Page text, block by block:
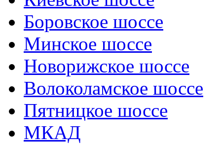
Боровское шоссе
Минское шоссе
Новорижское шоссе
Волоколамское шоссе
Пятницкое шоссе
МКАД